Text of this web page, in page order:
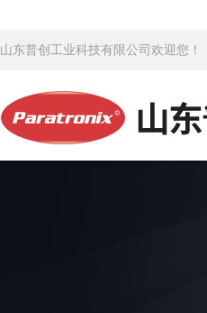
山东普创工业科技有限公司欢迎您！